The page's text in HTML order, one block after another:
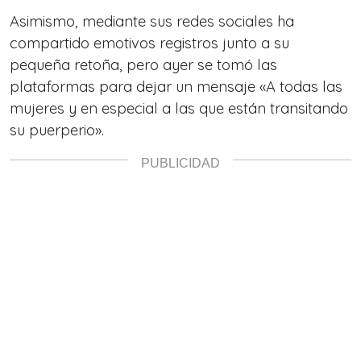
Asimismo, mediante sus redes sociales ha
compartido emotivos registros junto a su
pequeña retoña, pero ayer se tomó las
plataformas para dejar un mensaje «A todas las
mujeres y en especial a las que están transitando
su puerperio».